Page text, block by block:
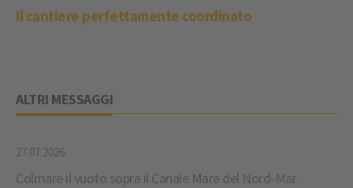
Il cantiere perfettamente coordinato
ALTRI MESSAGGI
27.07.2026
Colmare il vuoto sopra il Canale Mare del Nord-Mar